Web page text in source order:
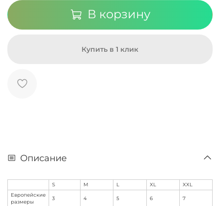
В корзину
Купить в 1 клик
Описание
S M L XL
XXL
Европейские
размеры
3 4 5 6 7